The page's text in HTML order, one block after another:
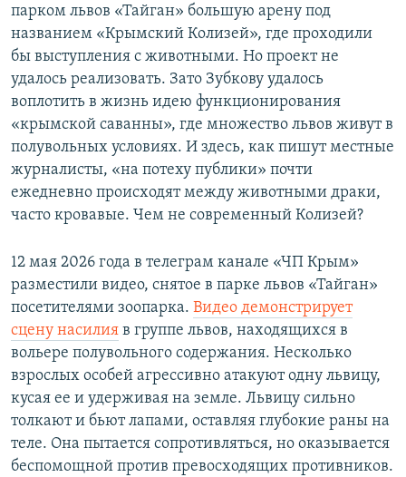
парком львов «Тайган» большую арену под
названием «Крымский Колизей», где проходили
бы выступления с животными. Но проект не
удалось реализовать. Зато Зубкову удалось
воплотить в жизнь идею функционирования
«крымской саванны», где множество львов живут в
полувольных условиях. И здесь, как пишут местные
журналисты, «на потеху публики» почти
ежедневно происходят между животными драки,
часто кровавые. Чем не современный Колизей?
12 мая 2026 года в телеграм канале «ЧП Крым»
разместили видео, снятое в парке львов «Тайган»
посетителями зоопарка. Видео демонстрирует
сцену насилия в группе львов, находящихся в
вольере полувольного содержания. Несколько
взрослых особей агрессивно атакуют одну львицу,
кусая ее и удерживая на земле. Львицу сильно
толкают и бьют лапами, оставляя глубокие раны на
теле. Она пытается сопротивляться, но оказывается
беспомощной против превосходящих противников.